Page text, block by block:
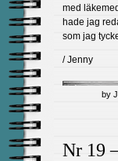
med
hade jag
som jag
/ Jenny
by
Nr 19